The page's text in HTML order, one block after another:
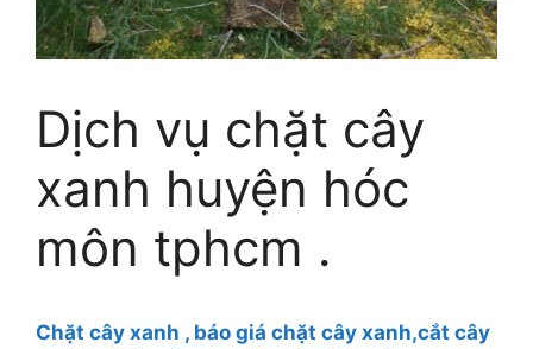
Dịch vụ chặt cây
xanh huyện hóc
môn tphcm .
Chặt cây xanh , báo giá chặt cây xanh,cắt cây